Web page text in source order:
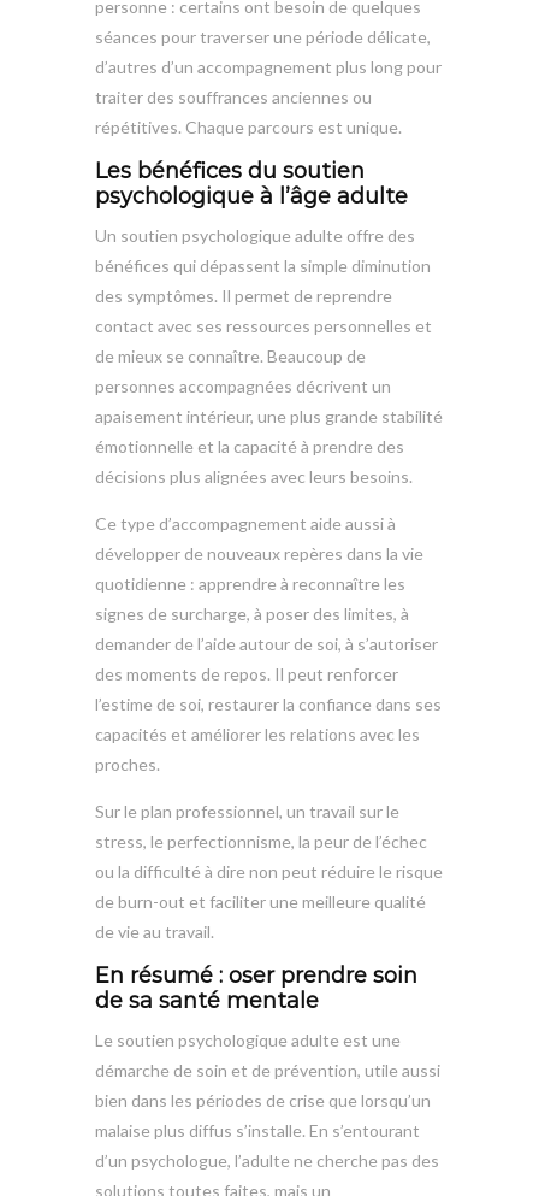
personne : certains ont besoin de quelques
séances pour traverser une période délicate,
d’autres d’un accompagnement plus long pour
traiter des souffrances anciennes ou
répétitives. Chaque parcours est unique.
Les bénéfices du soutien
psychologique à l’âge adulte
Un soutien psychologique adulte offre des
bénéfices qui dépassent la simple diminution
des symptômes. Il permet de reprendre
contact avec ses ressources personnelles et
de mieux se connaître. Beaucoup de
personnes accompagnées décrivent un
apaisement intérieur, une plus grande stabilité
émotionnelle et la capacité à prendre des
décisions plus alignées avec leurs besoins.
Ce type d’accompagnement aide aussi à
développer de nouveaux repères dans la vie
quotidienne : apprendre à reconnaître les
signes de surcharge, à poser des limites, à
demander de l’aide autour de soi, à s’autoriser
des moments de repos. Il peut renforcer
l’estime de soi, restaurer la confiance dans ses
capacités et améliorer les relations avec les
proches.
Sur le plan professionnel, un travail sur le
stress, le perfectionnisme, la peur de l’échec
ou la difficulté à dire non peut réduire le risque
de burn-out et faciliter une meilleure qualité
de vie au travail.
En résumé : oser prendre soin
de sa santé mentale
Le soutien psychologique adulte est une
démarche de soin et de prévention, utile aussi
bien dans les périodes de crise que lorsqu’un
malaise plus diffus s’installe. En s’entourant
d’un psychologue, l’adulte ne cherche pas des
solutions toutes faites, mais un